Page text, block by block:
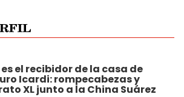
el recibidor de la casa de
Icardi: rompecabezas y
XL junto a la China Suárez